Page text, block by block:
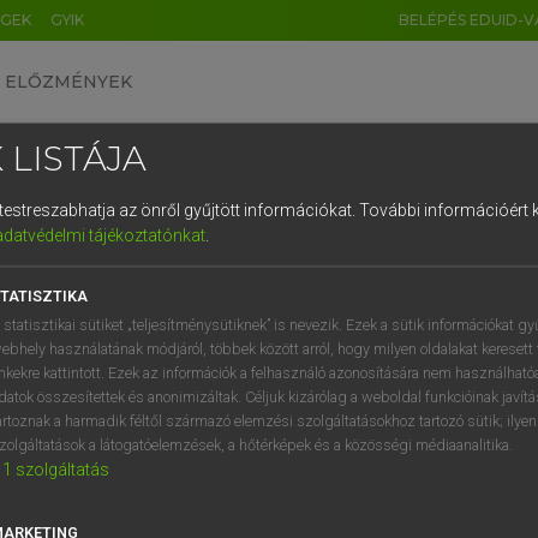
GYIK BELÉPÉS EDUID-
ELŐZMÉNYEK
szótár
VAN ELŐFIZETÉSED?
megtekintéséhez.
LISTÁJA
az önről gyűjtött információkat. További információért
tájékoztatónkat.
statisztikai sütiket „teljesítménysütiknek” is nevezik. Ezek a sütik információkat
használatának módjáról, többek között arról, hogy milyen oldalakat keresett
kattintott. Ezek az információk a felhasználó azonosítására nem
összesítettek és anonimizáltak. Céljuk kizárólag a weboldal funkcióinak
a harmadik féltől származó elemzési szolgáltatásokhoz tartozó sütik;
a látogatóelemzések, a hőtérképek és a közösségi médiaanalitika.
1 szolgáltatás
DE CN FR ES IT NL
1 2 3 4 5 6 7 8 9
q w e r t z u i
a s d f g h j k l é
í y x c v b n m , .